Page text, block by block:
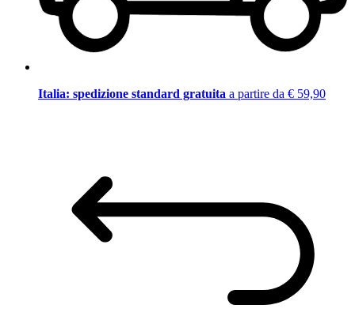
Italia: spedizione standard gratuita a partire da € 59,90